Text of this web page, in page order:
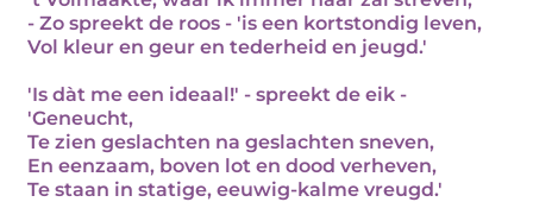
- Zo spreekt de roos - 'is een kortstondig leven,
Vol kleur en geur en tederheid en jeugd.'
'Is dàt me een ideaal!' - spreekt de eik -
'Geneucht,
Te zien geslachten na geslachten sneven,
En eenzaam, boven lot en dood verheven,
Te staan in statige, eeuwig-kalme vreugd.'